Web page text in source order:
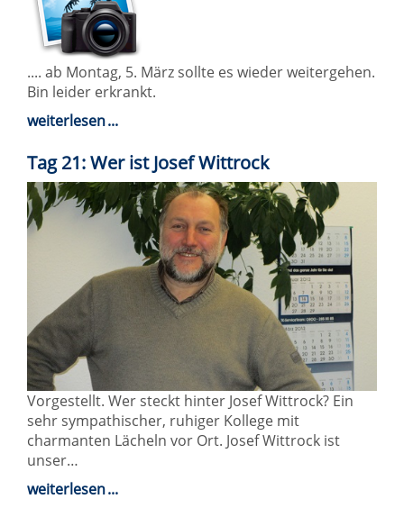
.... ab Montag, 5. März sollte es wieder weitergehen.
Bin leider erkrankt.
weiterlesen
Tag 21: Wer ist Josef Wittrock
Vorgestellt. Wer steckt hinter Josef Wittrock? Ein
sehr sympathischer, ruhiger Kollege mit
charmanten Lächeln vor Ort. Josef Wittrock ist
unser…
weiterlesen